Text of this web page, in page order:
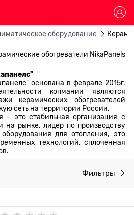
оборудование
обогреватели NikaPanels
основана в феврале 2015г.
копмании являются
керамических обогревателей
сеть на территории России.
стабильная организация с
на рынке, лидер по производству
оборудования для отопления, это
технологий, сплоченная
Фильтры